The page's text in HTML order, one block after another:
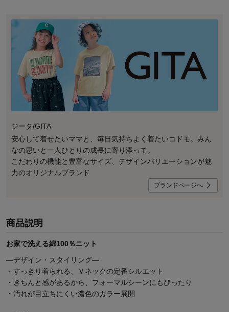
ジータ/GITA
安心して着せたいママと、毎日気持ちよく着たいコドモ。みん
なの思いと一人ひとりの成長に寄り添って。
こだわりの機能と豊富なサイズ、デザインバリエーションが魅
力のオリジナルブランド
ブランドページへ
商品説明
お家で洗える綿100％ニット
―デザイン・スタイリング―
・すっきり着られる、Ｖネックの定番シルエット
・きちんと感があるから、フォーマルシーンにもぴったり
・汚れが目立ちにくい濃色のカラー展開